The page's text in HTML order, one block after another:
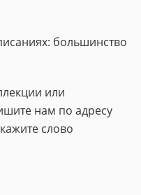
большинство
или
нам по адресу
слово